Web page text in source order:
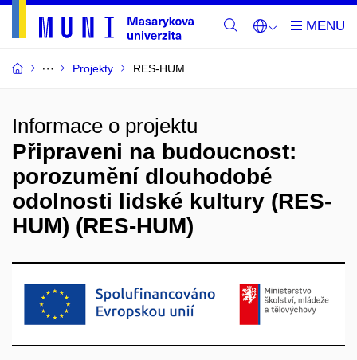
Projekty RES-HUM
Informace o projektu
Připraveni na budoucnost:
porozumění dlouhodobé
odolnosti lidské kultury (RES-
HUM) (RES-HUM)